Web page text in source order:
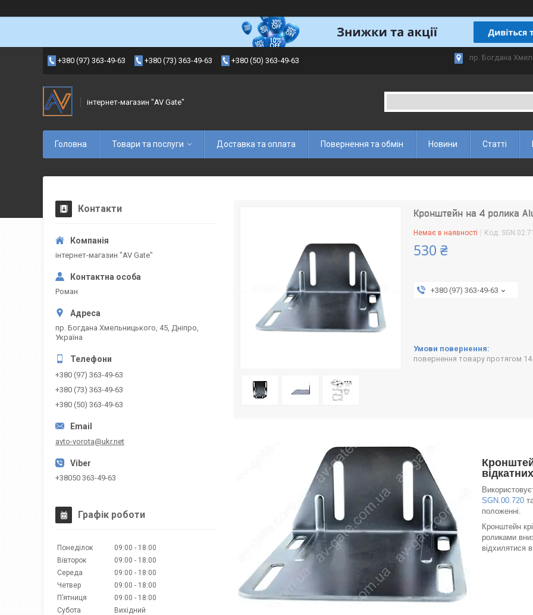
+380 (97) 363-49-63 +380 (73) 363-49-63 +380 (50) 363-49-63 пр. Богдана
інтернет-магазин "AV Gate"
Головна Товари та послуги Доставка та оплата Повернення та обмін Новини Статті
Кронштейн на 4 ролика
Немає в наявності Код:
530 ₴
+380 (97) 363-49-63
повернення товару протягом 14
SGN.00.720
положенні.
Кронштейн
роликами
відхилятися
Контакти
інтернет-магазин "AV Gate"
Роман
пр. Богдана Хмельницького, 45, Дніпро,
Україна
+380 (97) 363-49-63
+380 (73) 363-49-63
+380 (50) 363-49-63
avto-vorota@ukr.net
+38050 363-49-63
Графік роботи
Понеділок 09:00
18:00
Вівторок
09:00
18:00
Середа
09:00
18:00
Четвер
09:00
18:00
Пʼятниця
09:00
18:00
Субота
Вихідний